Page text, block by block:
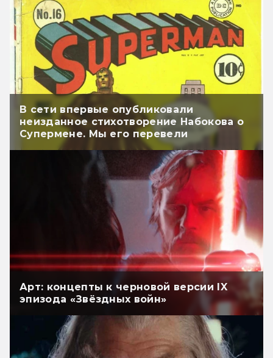
В сети впервые опубликовали
неизданное стихотворение Набокова о
Супермене. Мы его перевели
Арт: концепты к черновой версии IX
эпизода «Звёздных войн»